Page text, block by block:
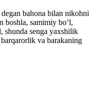
bahona bilan nikohni
boshla, samimiy boʻl,
shunda senga yaxshilik
va barakaning